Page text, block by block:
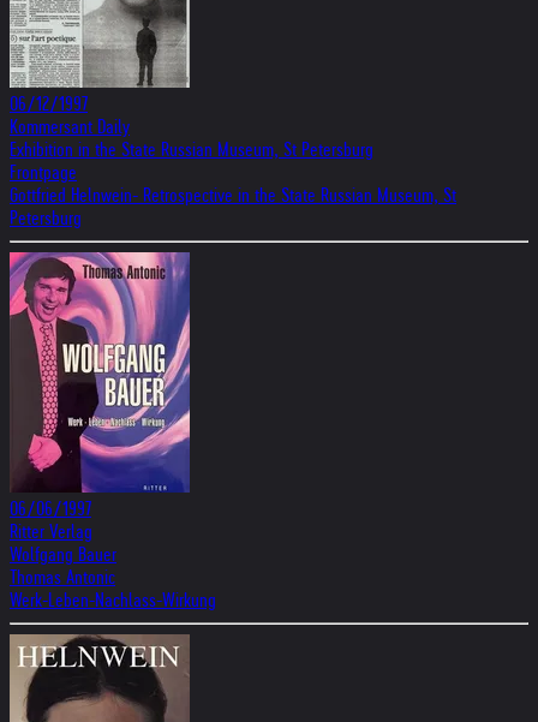
06/12/1997
Kommersant Daily
Exhibition in the State Russian Museum, St Petersburg
Frontpage
Gottfried Helnwein- Retrospective in the State Russian Museum, St
Petersburg
06/06/1997
Ritter Verlag
Wolfgang Bauer
Thomas Antonic
Werk-Leben-Nachlass-Wirkung